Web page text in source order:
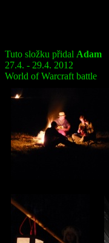
Tuto složku přidal Adam
27.4. - 29.4. 2012
World of Warcraft battle